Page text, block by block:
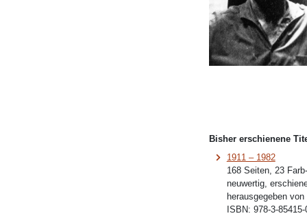
Bisher erschienene
1911 – 1982
168 Seiten, 23
neuwertig,
herausgegeben
ISBN: 978-3-85415-